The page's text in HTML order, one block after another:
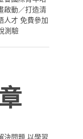
啟動／打造清
人才 免費參加
測驗
決問題 以學習